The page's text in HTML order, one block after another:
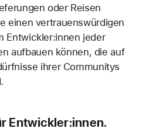
oder Reisen
einen vertrauenswürdigen
Entwickler:innen jeder
aufbauen können, die auf
ihrer Communitys
Entwickler:innen.